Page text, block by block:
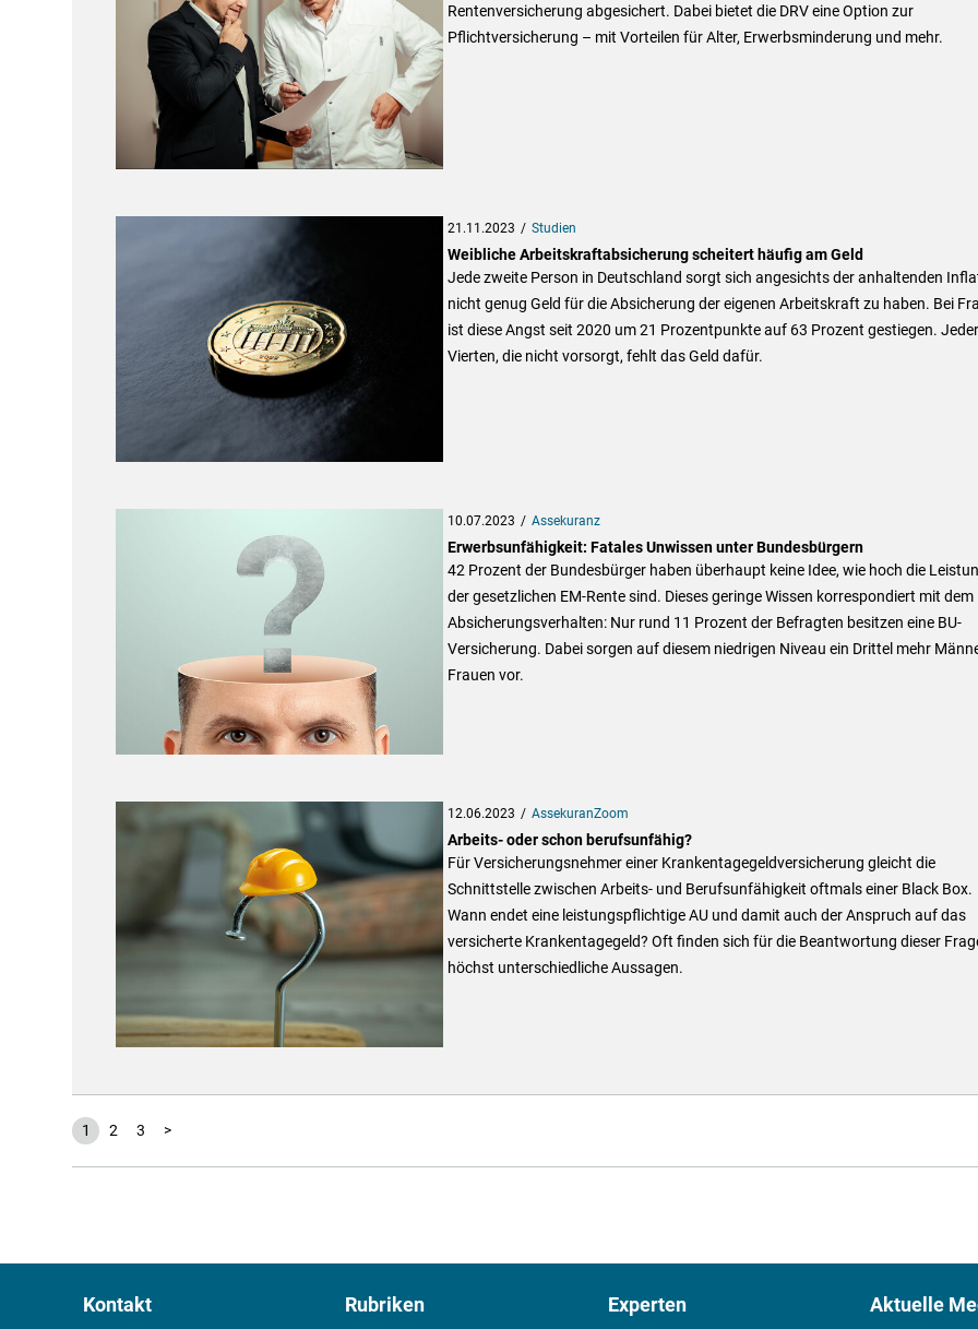
Rentenversicherung abgesichert. Dabei bietet die DRV eine Option zur
Pflichtversicherung – mit Vorteilen für Alter, Erwerbsminderung und mehr.
21.11.2023 Studien
Weibliche Arbeitskraftabsicherung scheitert häufig am Geld
Jede zweite Person in Deutschland sorgt sich angesichts der anhaltenden
nicht genug Geld für die Absicherung der eigenen Arbeitskraft zu haben. Bei
ist diese Angst seit 2020 um 21 Prozentpunkte auf 63 Prozent gestiegen. Jeder
Vierten, die nicht vorsorgt, fehlt das Geld dafür.
10.07.2023 Assekuranz
Erwerbsunfähigkeit: Fatales Unwissen unter Bundesbürgern
42 Prozent der Bundesbürger haben überhaupt keine Idee, wie hoch die
der gesetzlichen EM-Rente sind. Dieses geringe Wissen korrespondiert mit dem
Absicherungsverhalten: Nur rund 11 Prozent der Befragten besitzen eine BU-
Versicherung. Dabei sorgen auf diesem niedrigen Niveau ein Drittel mehr
Frauen vor.
12.06.2023 AssekuranZoom
Arbeits- oder schon berufsunfähig?
Für Versicherungsnehmer einer Krankentagegeldversicherung gleicht die
Schnittstelle zwischen Arbeits- und Berufsunfähigkeit oftmals einer Black Box.
Wann endet eine leistungspflichtige AU und damit auch der Anspruch auf das
versicherte Krankentagegeld? Oft finden sich für die Beantwortung dieser
höchst unterschiedliche Aussagen.
1 2 3 >
Kontakt Rubriken Experten Aktuelle